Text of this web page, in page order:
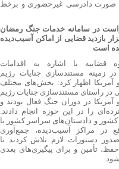
صورت دادرسی غیرحضوری و برخط
در سامانه خدمات جنگ رمضان
شد/ 14هزار بازدید قضایی از اماکن آسیب‌دیده
است
قضاییه با اشاره به اقدامات
زمینه مستندسازی جنایات رژیم
آمریکا اظهار کرد: بخش‌های مختلف
در راستای مستندسازی جنایات رژیم
آمریکا در دوران جنگ فعال بودند و
را در این حوزه انجام دادند.
کشور و دادستان‌های سراسر کشور با
در مراکز آسیب‌دیده، جمع‌آوری
دستورات لازم تلاش کردند تا
تأمین و برای پیگیری‌های بعدی